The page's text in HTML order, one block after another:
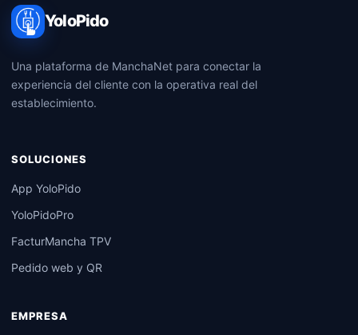
YoloPido
Una plataforma de ManchaNet para conectar la
experiencia del cliente con la operativa real del
establecimiento.
SOLUCIONES
App YoloPido
YoloPidoPro
FacturMancha TPV
Pedido web y QR
EMPRESA